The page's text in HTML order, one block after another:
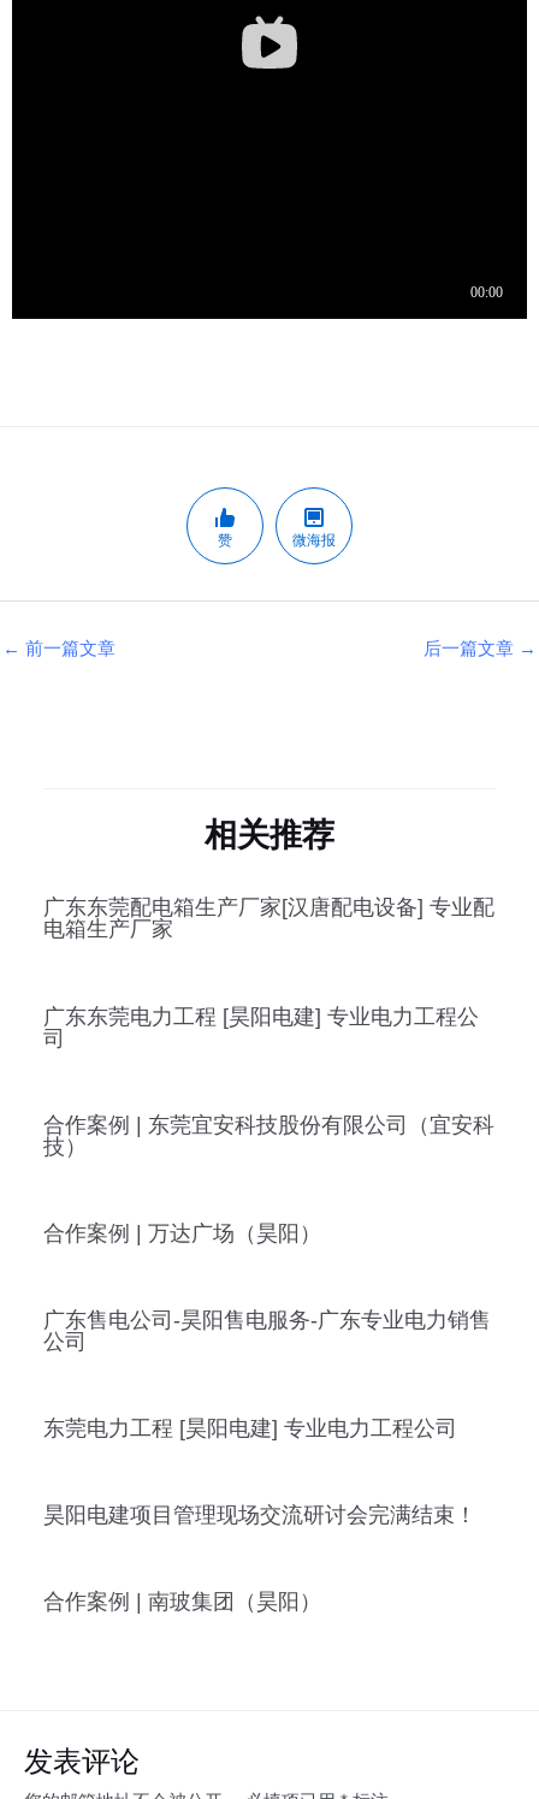
赞 微海报
← 前一篇文章 后一篇文章 →
相关推荐
广东东莞配电箱生产厂家[汉唐配电设备] 专业配
电箱生产厂家
广东东莞电力工程 [昊阳电建] 专业电力工程公
司
合作案例 | 东莞宜安科技股份有限公司（宜安科
技）
合作案例 | 万达广场（昊阳）
广东售电公司-昊阳售电服务-广东专业电力销售
公司
东莞电力工程 [昊阳电建] 专业电力工程公司
昊阳电建项目管理现场交流研讨会完满结束！
合作案例 | 南玻集团（昊阳）
发表评论